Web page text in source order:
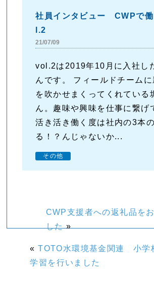
社員インタビュー CWPで
l.2
21/07/09
vol.2は2019年10月に入社し
んです。 フィールドチーム
を吹かせまくってくれている
ん。趣味や興味を仕事に繋げ
活き活き働く度は社内の3本
る！？んじゃないか...
その他
CWP支援者への返礼品を
した»
«TOTO水環境基金関連 小学
学習を行いました